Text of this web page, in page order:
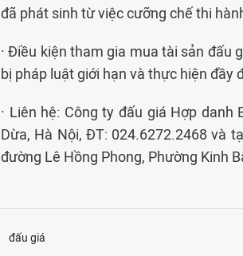
đã phát sinh từ việc cưỡng chế thi
· Điều kiện tham gia mua tài sản đấu
bị pháp luật giới hạn và thực hiện đầy
· Liên hệ: Công ty đấu giá Hợp danh
Dừa, Hà Nội, ĐT: 024.6272.2468 và
đường Lê Hồng Phong, Phường Kinh
đấu giá